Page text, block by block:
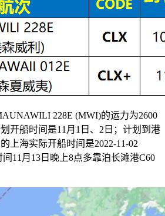
228E (MWI)的运力为2600
开船时间是11月1日、2日；计划到港
上海实际开船时间是2022-11-02
11月13日晚上8点多靠泊长滩港C60